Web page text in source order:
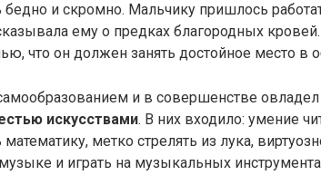
бедно и скромно. Мальчику пришлось
ему о предках благородных
что он должен занять достойное место в
и в совершенстве
искусствами. В них входило: умение
математику, метко стрелять из лука,
и играть на музыкальных